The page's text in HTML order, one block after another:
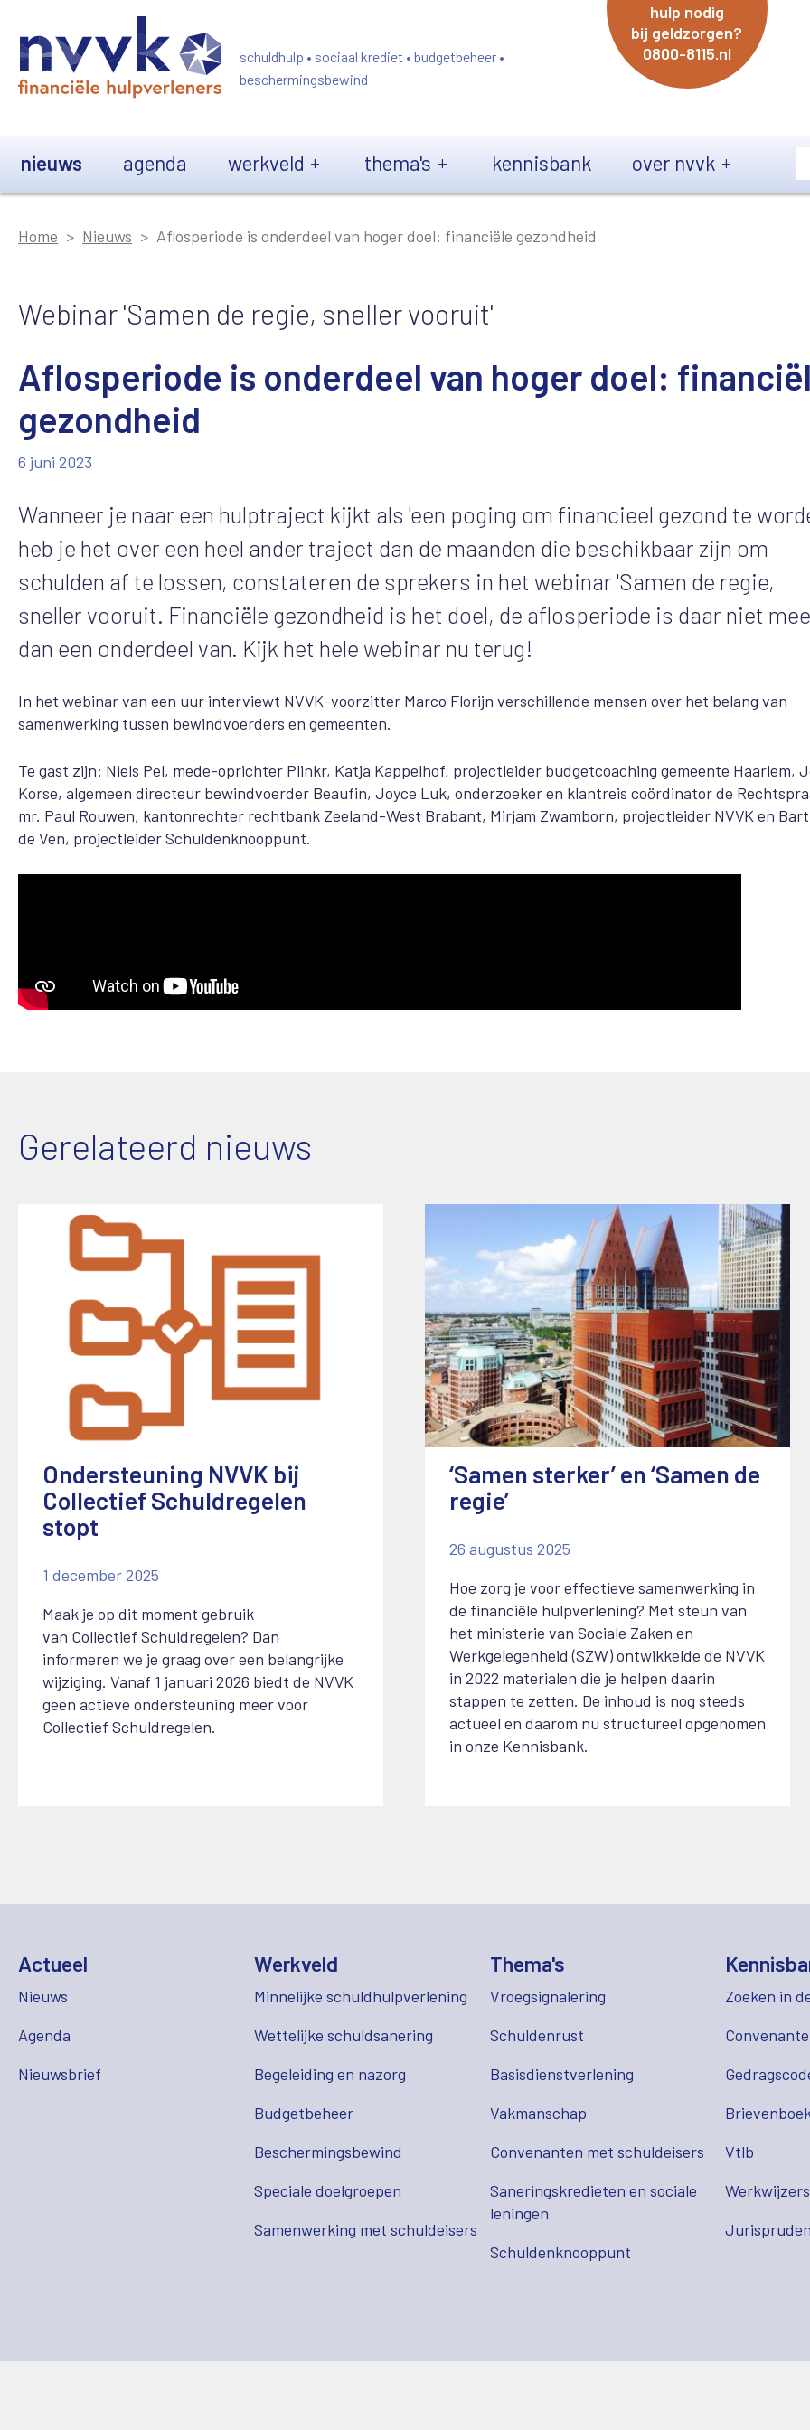
schuldhulp • sociaal krediet • budgetbeheer •
beschermingsbewind
hulp nodig
bij geldzorgen?
0800-8115.nl
nieuws agenda werkveld thema's kennisbank over nvvk
Home Nieuws Aflosperiode is onderdeel van hoger doel: financiële gezondheid
Webinar 'Samen de regie, sneller vooruit'
Aflosperiode is onderdeel van hoger doel:
gezondheid
6 juni 2023
Wanneer je naar een hulptraject kijkt als 'een poging om financieel gezond te
heb je het over een heel ander traject dan de maanden die beschikbaar zijn om
schulden af te lossen, constateren de sprekers in het webinar 'Samen de regie,
sneller vooruit. Financiële gezondheid is het doel, de aflosperiode is daar niet
dan een onderdeel van. Kijk het hele webinar nu terug!
In het webinar van een uur interviewt NVVK-voorzitter Marco Florijn verschillende mensen over het belang van
samenwerking tussen bewindvoerders en gemeenten.
Te gast zijn: Niels Pel, mede-oprichter Plinkr, Katja Kappelhof, projectleider budgetcoaching gemeente Haarlem,
Korse, algemeen directeur bewindvoerder Beaufin, Joyce Luk, onderzoeker en klantreis coördinator de
mr. Paul Rouwen, kantonrechter rechtbank Zeeland-West Brabant, Mirjam Zwamborn, projectleider NVVK en
de Ven, projectleider Schuldenknooppunt.
Gerelateerd nieuws
Ondersteuning NVVK bij
Collectief Schuldregelen
stopt
1 december 2025
Maak je op dit moment gebruik
van Collectief Schuldregelen? Dan
informeren we je graag over een belangrijke
wijziging. Vanaf 1 januari 2026 biedt de NVVK
geen actieve ondersteuning meer voor
Collectief Schuldregelen.
‘Samen sterker’ en ‘Samen de
regie’
26 augustus 2025
Hoe zorg je voor effectieve samenwerking in
de financiële hulpverlening? Met steun van
het ministerie van Sociale Zaken en
Werkgelegenheid (SZW) ontwikkelde de NVVK
in 2022 materialen die je helpen daarin
stappen te zetten. De inhoud is nog steeds
actueel en daarom nu structureel opgenomen
in onze Kennisbank.
Actueel
Nieuws
Agenda
Nieuwsbrief
Werkveld
Minnelijke schuldhulpverlening
Wettelijke schuldsanering
Begeleiding en nazorg
Budgetbeheer
Beschermingsbewind
Speciale doelgroepen
Samenwerking met schuldeisers
Thema's
Vroegsignalering
Schuldenrust
Basisdienstverlening
Vakmanschap
Convenanten met schuldeisers
Saneringskredieten en sociale
leningen
Schuldenknooppunt
Zoeken in
Vtlb
Werkwijzers